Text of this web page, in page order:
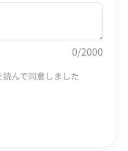
0/2000
読んで同意しました